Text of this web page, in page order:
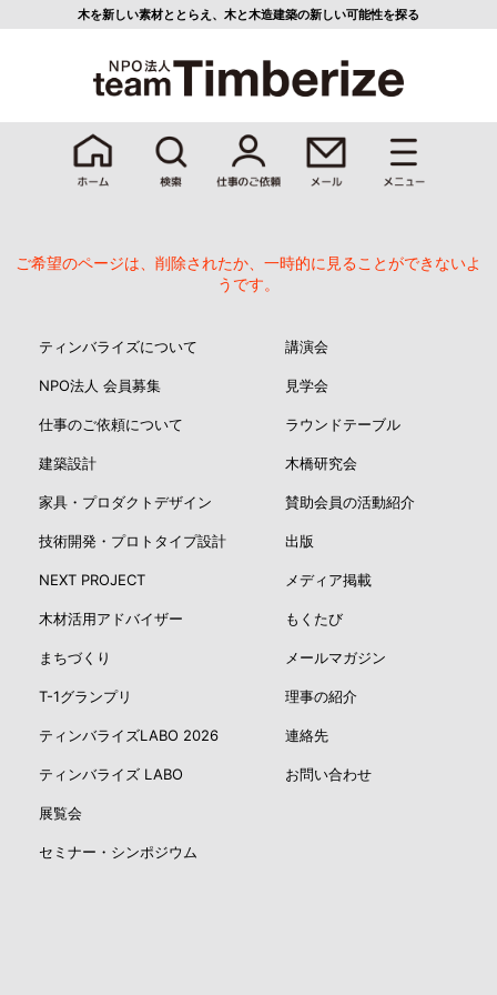
木を新しい素材ととらえ、 木と木造建築の新しい可能性を探る
ご希望のページは、削除されたか、一時的に見ることができないよ
うです。
ティンバライズについて
NPO法人 会員募集
仕事のご依頼について
建築設計
家具・プロダクトデザイン
技術開発・プロトタイプ設計
NEXT PROJECT
木材活用アドバイザー
まちづくり
T-1グランプリ
ティンバライズLABO 2026
ティンバライズ LABO
展覧会
セミナー・シンポジウム
講演会
見学会
ラウンドテーブル
木橋研究会
賛助会員の活動紹介
出版
メディア掲載
もくたび
メールマガジン
理事の紹介
連絡先
お問い合わせ